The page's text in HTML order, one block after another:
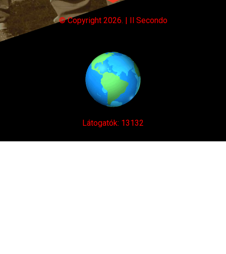
© Copyright 2026. | Il Secondo
Látogatók: 13132